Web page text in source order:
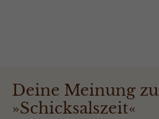
Deine Meinung zu
»Schicksalszeit«